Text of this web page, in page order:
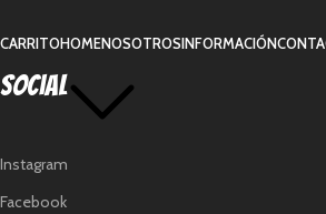
CARRITOHOMENOSOTROSINFORMACIÓN
Social
Instagram
Facebook